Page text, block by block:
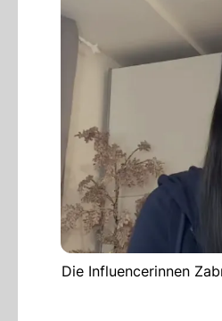
Die Influencerinnen